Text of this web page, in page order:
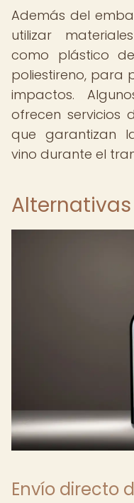
Además del
utilizar
como plástico
poliestireno, para
impactos.
ofrecen servicios
que garantizan
vino durante el
Envío directo